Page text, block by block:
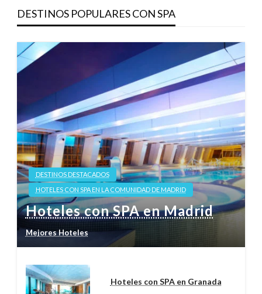
DESTINOS POPULARES CON SPA
DESTINOS DESTACADOS
HOTELES CON SPA EN LA COMUNIDAD DE MADRID
Hoteles con SPA en Madrid
Mejores Hoteles
Hoteles con SPA en Granada